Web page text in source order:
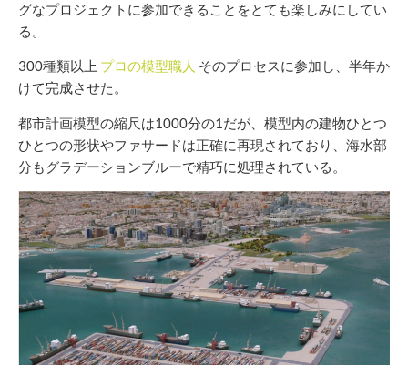
グなプロジェクトに参加できることをとても楽しみにしてい
る。
300種類以上 プロの模型職人 そのプロセスに参加し、半年か
けて完成させた。
都市計画模型の縮尺は1000分の1だが、模型内の建物ひとつ
ひとつの形状やファサードは正確に再現されており、海水部
分もグラデーションブルーで精巧に処理されている。